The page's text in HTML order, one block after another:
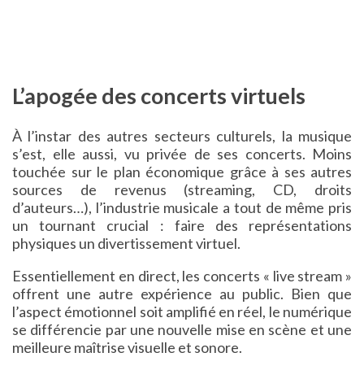
L’apogée des concerts virtuels
À l’instar des autres secteurs culturels, la musique
s’est, elle aussi, vu privée de ses concerts. Moins
touchée sur le plan économique grâce à ses autres
sources de revenus (streaming, CD, droits
d’auteurs…), l’industrie musicale a tout de même pris
un tournant crucial : faire des représentations
physiques un divertissement virtuel.
Essentiellement en direct, les concerts « live stream »
offrent une autre expérience au public. Bien que
l’aspect émotionnel soit amplifié en réel, le numérique
se différencie par une nouvelle mise en scène et une
meilleure maîtrise visuelle et sonore.